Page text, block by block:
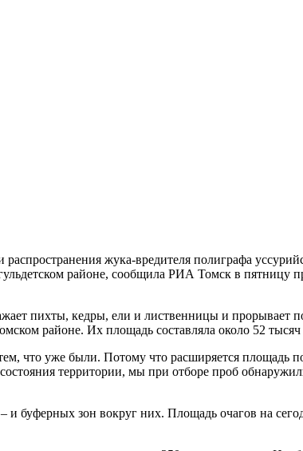
жука-вредителя полиграфа
районе, сообщила РИА Томск в пятницу
пихты, кедры, ели и лиственницы и прорывает
районе. Их площадь составляла около 52 тысяч
что уже были. Потому что расширяется площадь
территории, мы при отборе проб
и буферных зон вокруг них. Площадь очагов на